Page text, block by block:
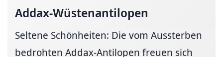
Addax-Wüstenantilopen
Seltene Schönheiten: Die vom Aussterben
bedrohten Addax-Antilopen freuen sich